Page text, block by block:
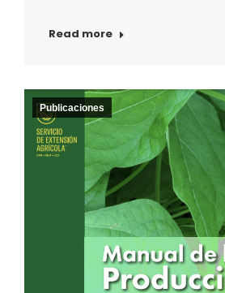
Read more
Publicaciones